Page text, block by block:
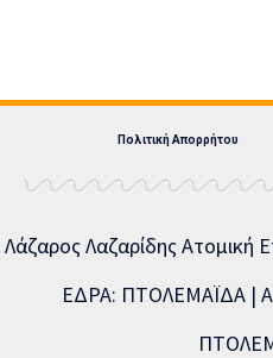
Πολιτική Απορρήτου
Λάζαρος Λαζαρίδης Ατομική
ΕΔΡΑ: ΠΤΟΛΕΜΑΪΔΑ |